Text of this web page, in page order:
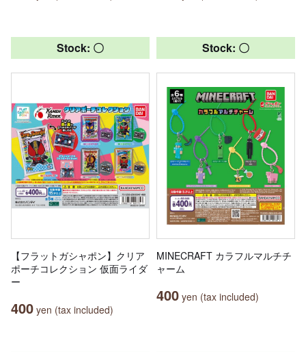
Stock: 〇
【フラットガシャポン】クリア
ポーチコレクション 仮面ライダ
ー
400 yen (tax included)
Stock: 〇
MINECRAFT カラフルマルチチ
ャーム
400 yen (tax included)